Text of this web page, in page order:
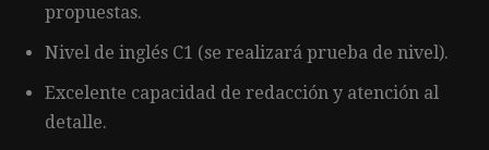
propuestas.
Nivel de inglés C1 (se realizará prueba de nivel).
Excelente capacidad de redacción y atención al
detalle.